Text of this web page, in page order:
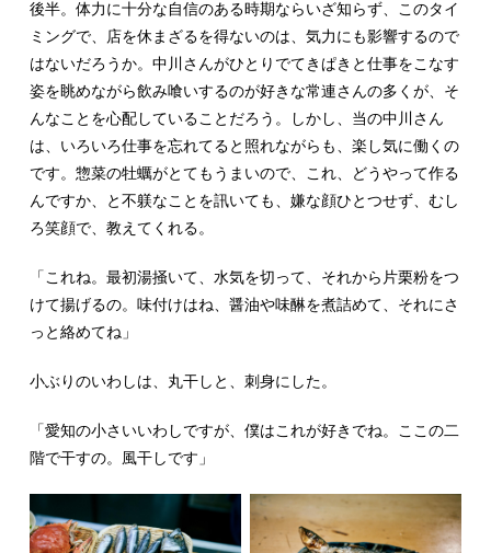
後半。体力に十分な自信のある時期ならいざ知らず、このタイ
ミングで、店を休まざるを得ないのは、気力にも影響するので
はないだろうか。中川さんがひとりでてきぱきと仕事をこなす
姿を眺めながら飲み喰いするのが好きな常連さんの多くが、そ
んなことを心配していることだろう。しかし、当の中川さん
は、いろいろ仕事を忘れてると照れながらも、楽し気に働くの
です。惣菜の牡蠣がとてもうまいので、これ、どうやって作る
んですか、と不躾なことを訊いても、嫌な顔ひとつせず、むし
ろ笑顔で、教えてくれる。
「これね。最初湯掻いて、水気を切って、それから片栗粉をつ
けて揚げるの。味付けはね、醤油や味醂を煮詰めて、それにさ
っと絡めてね」
小ぶりのいわしは、丸干しと、刺身にした。
「愛知の小さいいわしですが、僕はこれが好きでね。ここの二
階で干すの。風干しです」